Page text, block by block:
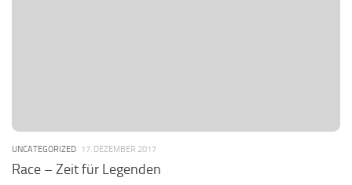
UNCATEGORIZED 17. DEZEMBER 2017
Race – Zeit für Legenden